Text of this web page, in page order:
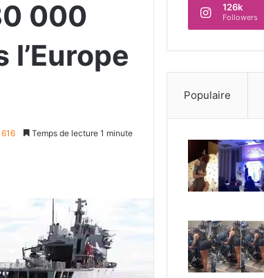
000
616 Temps de lecture 1 minute
126k
Followers
Populaire